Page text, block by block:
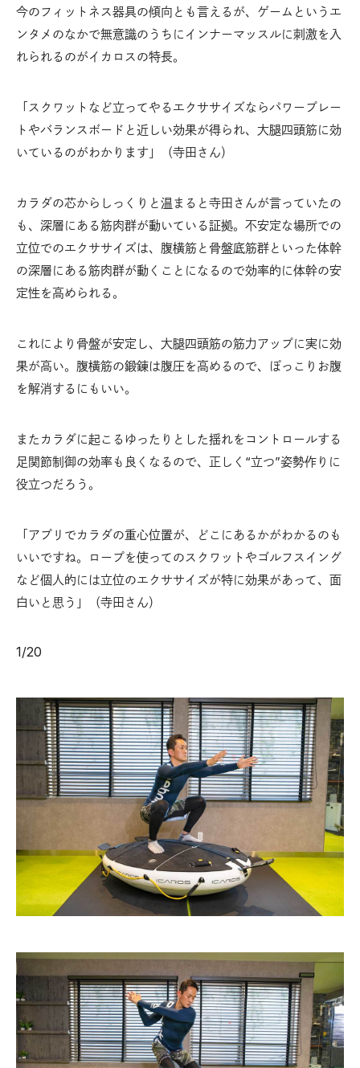
今のフィットネス器具の傾向とも言えるが、ゲームというエ
ンタメのなかで無意識のうちにインナーマッスルに刺激を入
れられるのがイカロスの特長。
「スクワットなど立ってやるエクササイズならパワープレー
トやバランスボードと近しい効果が得られ、大腿四頭筋に効
いているのがわかります」（寺田さん）
カラダの芯からしっくりと温まると寺田さんが言っていたの
も、深層にある筋肉群が動いている証拠。不安定な場所での
立位でのエクササイズは、腹横筋と骨盤底筋群といった体幹
の深層にある筋肉群が動くことになるので効率的に体幹の安
定性を高められる。
これにより骨盤が安定し、大腿四頭筋の筋力アップに実に効
果が高い。腹横筋の鍛錬は腹圧を高めるので、ぽっこりお腹
を解消するにもいい。
またカラダに起こるゆったりとした揺れをコントロールする
足関節制御の効率も良くなるので、正しく“立つ”姿勢作りに
役立つだろう。
「アプリでカラダの重心位置が、どこにあるかがわかるのも
いいですね。ロープを使ってのスクワットやゴルフスイング
など個人的には立位のエクササイズが特に効果があって、面
白いと思う」（寺田さん）
1/20